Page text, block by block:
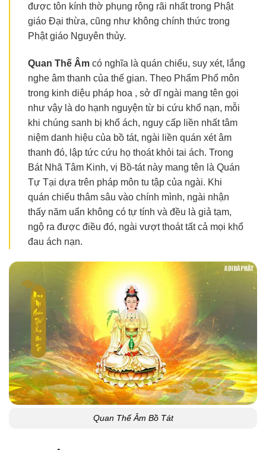
được tôn kính thờ phụng rộng rãi nhất trong Phật
giáo Đại thừa, cũng như không chính thức trong
Phật giáo Nguyên thủy.
Quan Thế Âm có nghĩa là quán chiếu, suy xét, lắng
nghe âm thanh của thế gian. Theo Phẩm Phổ môn
trong kinh diệu pháp hoa , sở dĩ ngài mang tên gọi
như vậy là do hạnh nguyện từ bi cứu khổ nạn, mỗi
khi chúng sanh bị khổ ách, nguy cấp liền nhất tâm
niệm danh hiệu của bồ tát, ngài liền quán xét âm
thanh đó, lập tức cứu họ thoát khỏi tai ách. Trong
Bát Nhã Tâm Kinh, vị Bồ-tát này mang tên là Quán
Tự Tại dựa trên pháp môn tu tập của ngài. Khi
quán chiếu thâm sâu vào chính mình, ngài nhận
thấy năm uẩn không có tự tính và đều là giả tạm,
ngộ ra được điều đó, ngài vượt thoát tất cả mọi khổ
đau ách nạn.
Quan Thế Âm Bồ Tát